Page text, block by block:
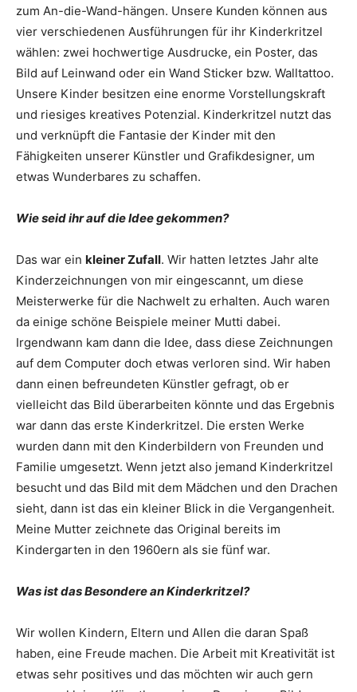
zum An-die-Wand-hängen. Unsere Kunden können aus
vier verschiedenen Ausführungen für ihr Kinderkritzel
wählen: zwei hochwertige Ausdrucke, ein Poster, das
Bild auf Leinwand oder ein Wand Sticker bzw. Walltattoo.
Unsere Kinder besitzen eine enorme Vorstellungskraft
und riesiges kreatives Potenzial. Kinderkritzel nutzt das
und verknüpft die Fantasie der Kinder mit den
Fähigkeiten unserer Künstler und Grafikdesigner, um
etwas Wunderbares zu schaffen.
Wie seid ihr auf die Idee gekommen?
Das war ein kleiner Zufall. Wir hatten letztes Jahr alte
Kinderzeichnungen von mir eingescannt, um diese
Meisterwerke für die Nachwelt zu erhalten. Auch waren
da einige schöne Beispiele meiner Mutti dabei.
Irgendwann kam dann die Idee, dass diese Zeichnungen
auf dem Computer doch etwas verloren sind. Wir haben
dann einen befreundeten Künstler gefragt, ob er
vielleicht das Bild überarbeiten könnte und das Ergebnis
war dann das erste Kinderkritzel. Die ersten Werke
wurden dann mit den Kinderbildern von Freunden und
Familie umgesetzt. Wenn jetzt also jemand Kinderkritzel
besucht und das Bild mit dem Mädchen und den Drachen
sieht, dann ist das ein kleiner Blick in die Vergangenheit.
Meine Mutter zeichnete das Original bereits im
Kindergarten in den 1960ern als sie fünf war.
Was ist das Besondere an Kinderkritzel?
Wir wollen Kindern, Eltern und Allen die daran Spaß
haben, eine Freude machen. Die Arbeit mit Kreativität ist
etwas sehr positives und das möchten wir auch gern